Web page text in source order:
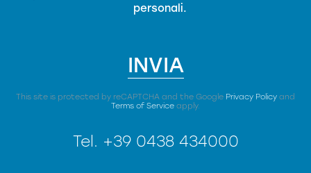
personali.
INVIA
This site is protected by reCAPTCHA and the Google Privacy Policy and
Terms of Service apply.
Tel. +39 0438 434000